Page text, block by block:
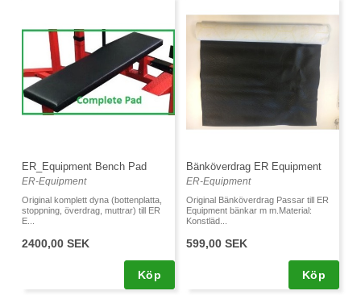
ER_Equipment Bench Pad
ER-Equipment
Original komplett dyna (bottenplatta,
stoppning, överdrag, muttrar) till ER
E...
2400,00 SEK
Köp
Bänköverdrag ER Equipment
ER-Equipment
Original Bänköverdrag Passar till ER
Equipment bänkar m m.Material:
Konstläd...
599,00 SEK
Köp